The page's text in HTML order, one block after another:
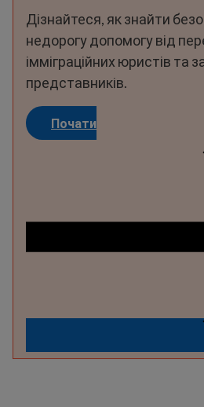
Дізнайтеся, як знайти
недорогу допомогу від
імміграційних юристів та
представників.
Почати